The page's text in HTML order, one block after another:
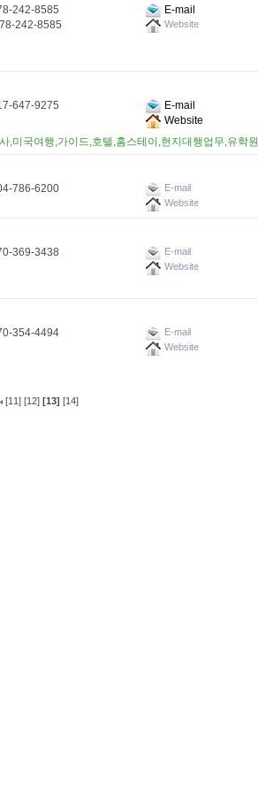
242-8585
E-mail
242-8585
Website
647-9275
E-mail
Website
,미국여행,가이드,호텔,홈스테이,현지대행업무,유학원
786-6200
E-mail
Website
369-3438
E-mail
Website
354-4494
E-mail
Website
[11] [12] [13] [14]